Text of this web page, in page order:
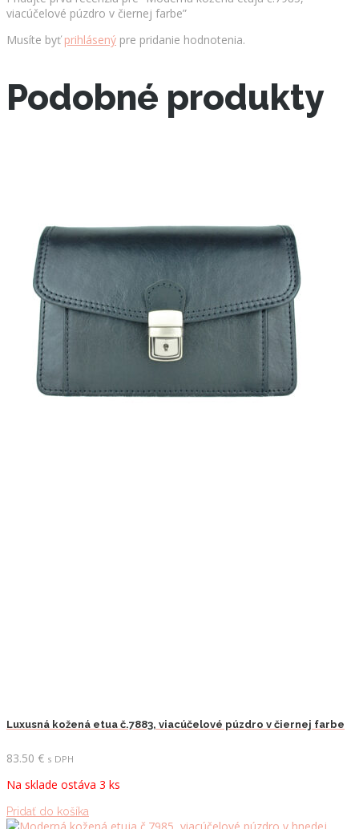
viacúčelové púzdro v čiernej farbe”
Musíte byť prihlásený pre pridanie hodnotenia.
Podobné produkty
Luxusná kožená etua č.7883, viacúčelové púzdro v čiernej farbe
83.50 € s DPH
Na sklade ostáva 3 ks
Pridať do košíka